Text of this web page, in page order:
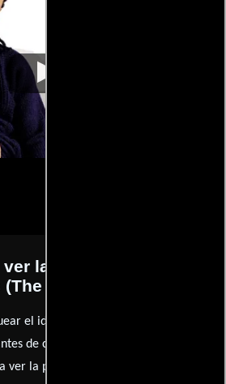
la películas Negocios
51st state)?
el idioma, doblaje o subtítulos que
de comprar, alquilar o contratar un
ver la películas.